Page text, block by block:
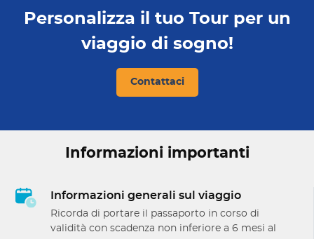
Personalizza il tuo Tour per un
viaggio di sogno!
Contattaci
Informazioni importanti
Informazioni generali sul viaggio
Ricorda di portare il passaporto in corso di
validità con scadenza non inferiore a 6 mesi al